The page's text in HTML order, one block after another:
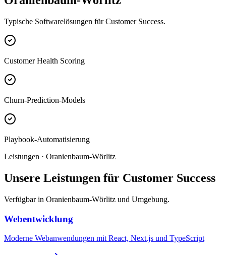
Typische Softwarelösungen für Customer Success.
Customer Health Scoring
Churn-Prediction-Models
Playbook-Automatisierung
Leistungen · Oranienbaum-Wörlitz
Unsere Leistungen für Customer Success
Verfügbar in Oranienbaum-Wörlitz und Umgebung.
Webentwicklung
Moderne Webanwendungen mit React, Next.js und TypeScript